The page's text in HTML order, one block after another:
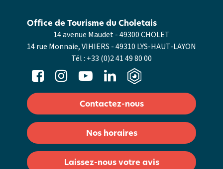
14 avenue Maudet - 49300 CHOLET
14 rue Monnaie, VIHIERS - 49310 LYS-HAUT-LAYON
Tél : +33 (0)2 41 49 80 00
Office de Tourisme du Choletais
Contactez-nous
Nos horaires
Laissez-nous votre avis